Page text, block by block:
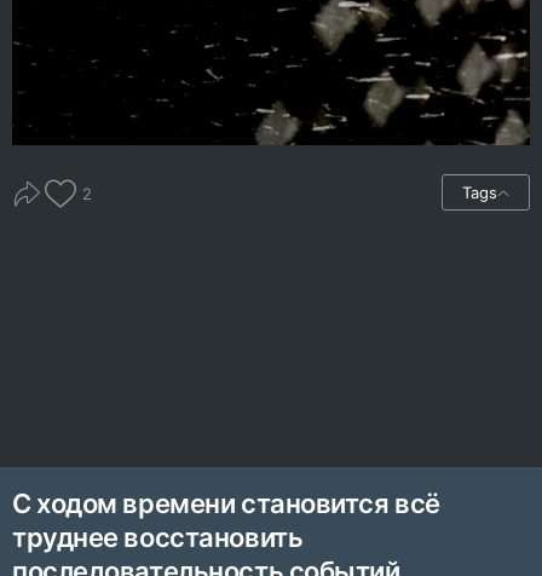
2 Tags
С ходом времени становится всё
труднее восстановить